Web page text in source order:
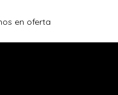
en oferta